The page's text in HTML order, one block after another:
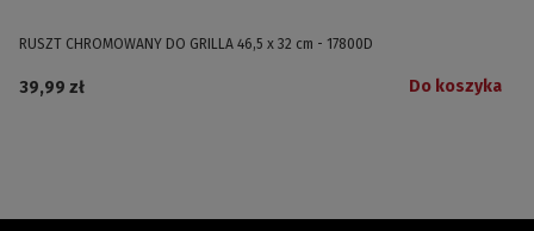
RUSZT CHROMOWANY DO GRILLA 46,5 x 32 cm - 17800D
39,99 zł Do koszyka